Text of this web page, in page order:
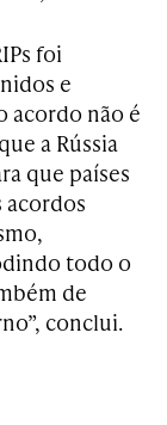
foi
e
acordo não é
a Rússia
que países
acordos
todo o
de
conclui.